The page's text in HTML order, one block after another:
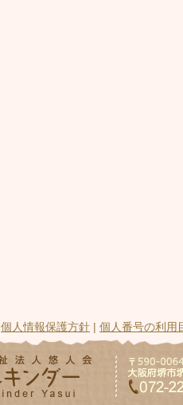
個人情報保護方針 | 個人番号の利用